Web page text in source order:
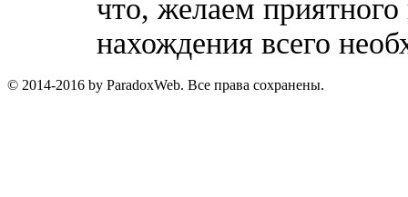
что, желаем
нахождения всего
© 2014-2016 by ParadoxWeb. Все права сохранены.